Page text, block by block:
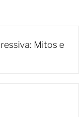
Mitos e